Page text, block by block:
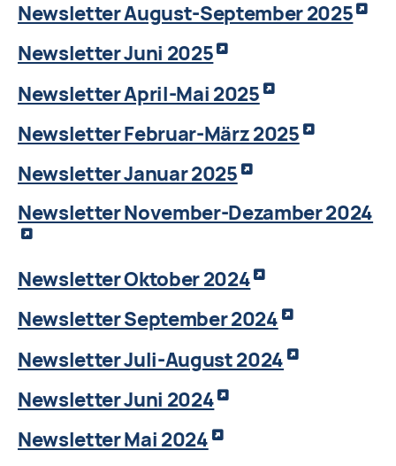
Newsletter August-September 2025
Newsletter Juni 2025
Newsletter April-Mai 2025
Newsletter Februar-März 2025
Newsletter Januar 2025
Newsletter November-Dezamber 2024
Newsletter Oktober 2024
Newsletter September 2024
Newsletter Juli-August 2024
Newsletter Juni 2024
Newsletter Mai 2024